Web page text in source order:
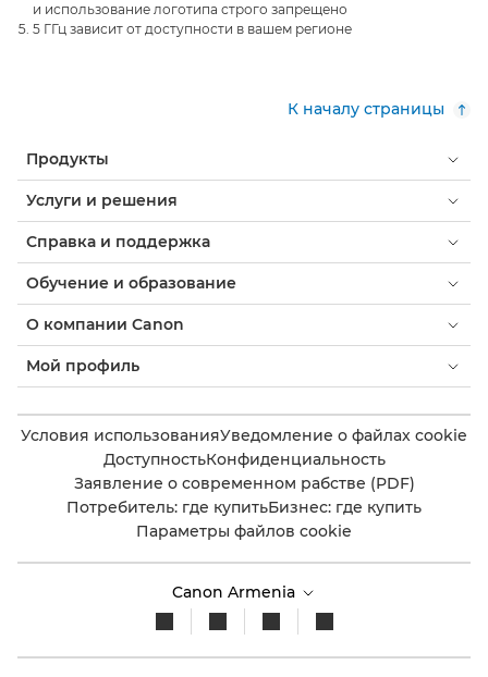
и использование логотипа строго запрещено
5 ГГц зависит от доступности в вашем регионе
К началу страницы
Продукты
Услуги и решения
Справка и поддержка
Обучение и образование
О компании Canon
Мой профиль
Условия использованияУведомление о файлах cookie
ДоступностьКонфиденциальность
Заявление о современном рабстве (PDF)
Потребитель: где купитьБизнес: где купить
Параметры файлов cookie
Canon Armenia